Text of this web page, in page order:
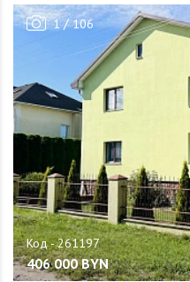
1/106
406 000 BYN